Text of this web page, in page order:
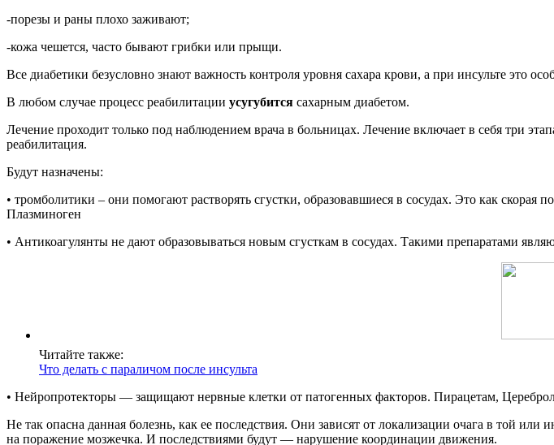
-порезы и раны плохо заживают;
-кожа чешется, часто бывают грибки или прыщи.
Все диабетики безусловно знают важность контроля уровня сахара крови, а при инсульте это
В любом случае процесс реабилитации усугубится сахарным диабетом.
Лечение проходит только под наблюдением врача в больницах. Лечение включает в себя три
реабилитация.
Будут назначены:
• тромболитики – они помогают растворять сгустки, образовавшиеся в сосудах. Это как
Плазминоген
• Антикоагулянты не дают образовываться новым сгусткам в сосудах. Такими препаратами
Читайте также:
Что делать с параличом после инсульта
• Нейропротекторы — защищают нервные клетки от патогенных факторов. Пирацетам,
Не так опасна данная болезнь, как ее последствия. Они зависят от локализации очага в той
на поражение мозжечка. И последствиями будут — нарушение координации движения.